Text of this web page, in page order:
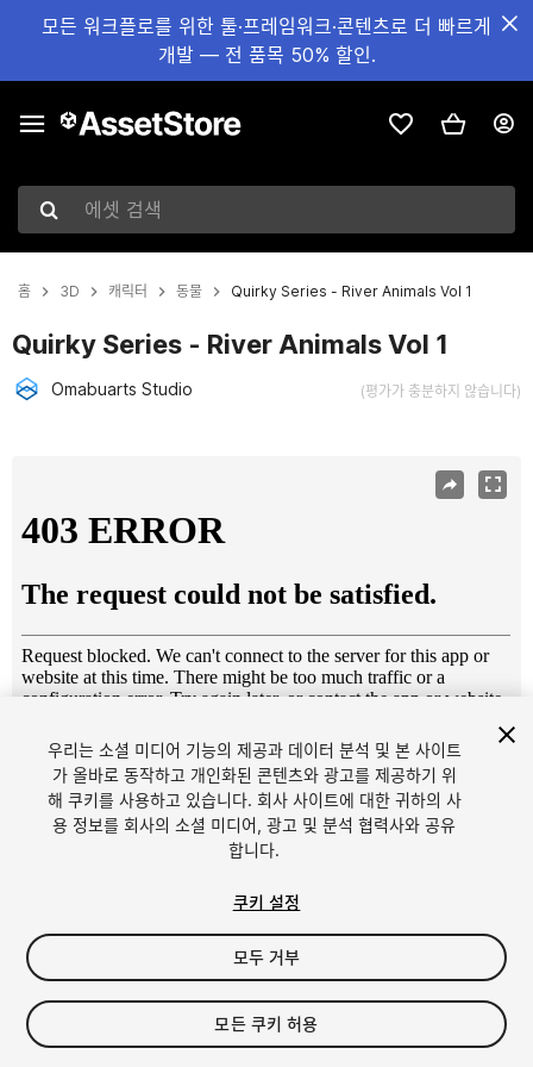
모든 워크플로를 위한 툴·프레임워크·콘텐츠로 더 빠르게
개발 — 전 품목 50% 할인.
에셋 검색
홈 3D 캐릭터 동물 Quirky Series - River Animals Vol 1
Quirky Series - River Animals Vol 1
Omabuarts Studio (평가가 충분하지 않습니다)
1/16
$25
세금/부가세는 결제 시 반영됩니다.
우리는 소셜 미디어 기능의 제공과 데이터 분석 및 본 사이트
가 올바로 동작하고 개인화된 콘텐츠와 광고를 제공하기 위
해 쿠키를 사용하고 있습니다. 회사 사이트에 대한 귀하의 사
용 정보를 회사의 소셜 미디어, 광고 및 분석 협력사와 공유
합니다.
쿠키 설정
모두 거부
모든 쿠키 허용